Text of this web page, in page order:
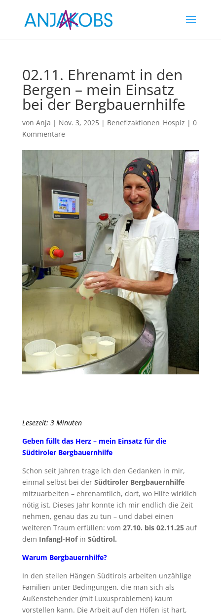
02.11. Ehrenamt in den
Bergen – mein Einsatz
bei der Bergbauernhilfe
von Anja | Nov. 3, 2025| Benefizaktionen_Hospiz | 0
Kommentare
Lesezeit: 3 Minuten
Geben füllt das Herz – mein Einsatz für die
Südtiroler Bergbauernhilfe
Schon seit Jahren trage ich den Gedanken in mir,
einmal selbst bei der Südtiroler Bergbauernhilfe
mitzuarbeiten – ehrenamtlich, dort, wo Hilfe wirklich
nötig ist. Dieses Jahr konnte ich mir endlich die Zeit
nehmen, genau das zu tun – und dabei einen
weiteren Traum erfüllen: vom 27.10. bis 02.11.25 auf
dem Infangl-Hof in Südtirol.
Warum Bergbauernhilfe?
In den steilen Hängen Südtirols arbeiten unzählige
Familien unter Bedingungen, die man sich als
Außenstehender (mit Luxusproblemen) kaum
vorstellen kann. Die Arbeit auf den Höfen ist hart,